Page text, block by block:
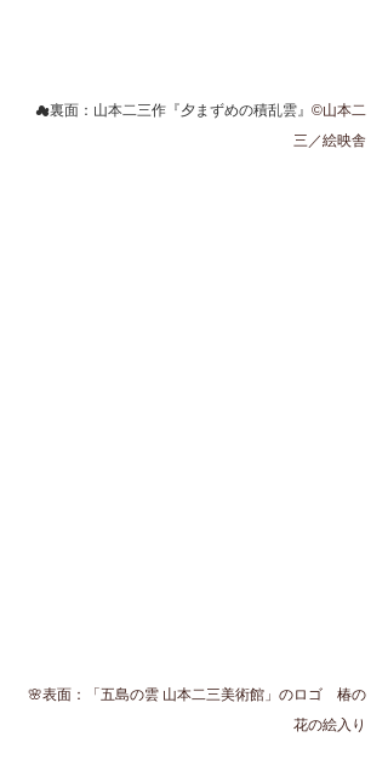
☁裏面：山本二三作『夕まずめの積乱雲』 ©山本二
三／絵映舎
🌸表面：「五島の雲 山本二三美術館」のロゴ　椿の
花の絵入り